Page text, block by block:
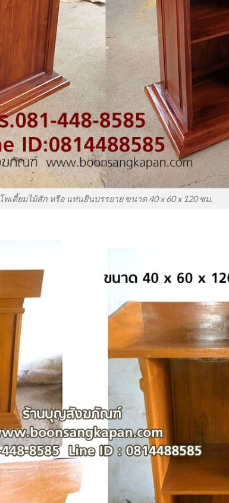
โพเดี้ยมไม้สัก หรือ แท่นยืนบรรยาย ขนาด 40 x 60 x 120 ซม.